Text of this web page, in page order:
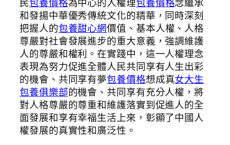
和發揚中華優秀傳統文化的精華，同時深刻
把握人的包養甜心網價值、基本人權、人格
尊嚴對社會發展進步的重大意義，強調維護
人的尊嚴和權利。在實踐中，這一人權理念
表現為努力促進全體人民共同享有人生出彩
的機會、共同享有夢包養價格想成真女大生
包養俱樂部的機會、共同享有充分人權，將
對人格尊嚴的尊重和維護落實到促進人的全
面發展和享有幸福生活上來，彰顯了中國人
權發展的真實性和廣泛性。